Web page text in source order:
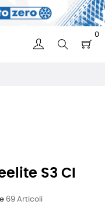
0
S3 CI
69 Articoli